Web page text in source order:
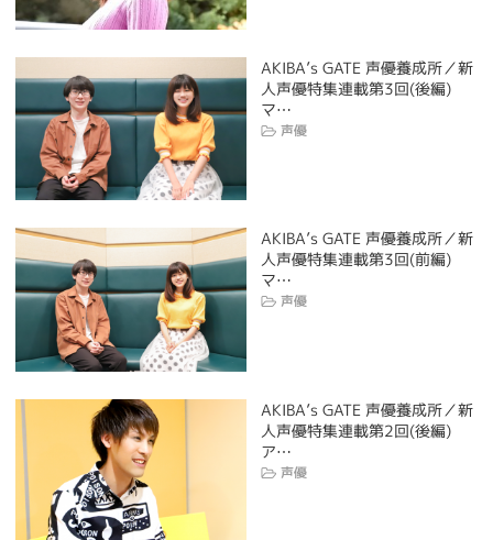
AKIBA’s GATE 声優養成所／新
人声優特集連載第3回(後編)
マ…
声優
AKIBA’s GATE 声優養成所／新
人声優特集連載第3回(前編)
マ…
声優
AKIBA’s GATE 声優養成所／新
人声優特集連載第2回(後編)
ア…
声優